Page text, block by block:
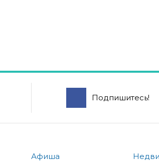
Подпишитесь!
Афиша